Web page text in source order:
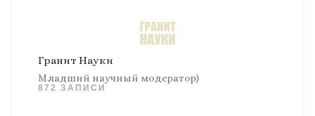
Гранит Науки
Младший научный модератор)
872 ЗАПИСИ